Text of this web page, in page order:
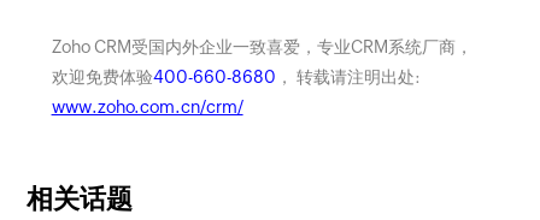
Zoho CRM受国内外企业一致喜爱，专业CRM系统厂商，
欢迎免费体验400-660-8680 ， 转载请注明出处:
www.zoho.com.cn/crm/
相关话题